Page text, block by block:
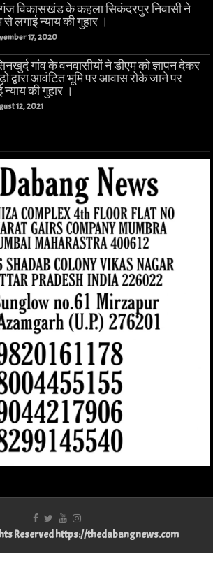
विकासखंड के कहला सिकंदरपुर निवासी ने
से लगाई न्याय की गुहार ।
17, 2020
गांव के वनवासीयों ने डीएम को ज्ञापन देकर
द्वारा आवंटित भूमि पर आवास रोके जाने पर
न्याय की गुहार ।
12, 2021
Reserved https://thedabangnews.com